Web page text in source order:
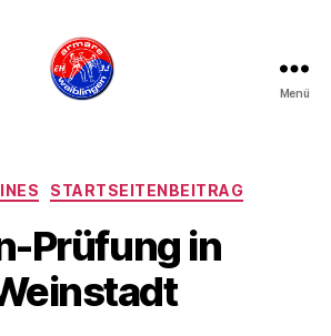
Menü
Kategorien
STARTSEITENBEITRAG
Prüfung in